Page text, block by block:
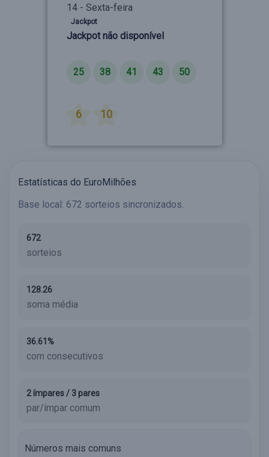
14 - Sexta-feira
Jackpot
Jackpot não disponível
25 38 41 43 50
6 10
Estatísticas do EuroMilhões
Base local: 672 sorteios sincronizados.
672
sorteios
128.26
soma média
36.61%
com consecutivos
2 ímpares / 3 pares
par/ímpar comum
Números mais comuns